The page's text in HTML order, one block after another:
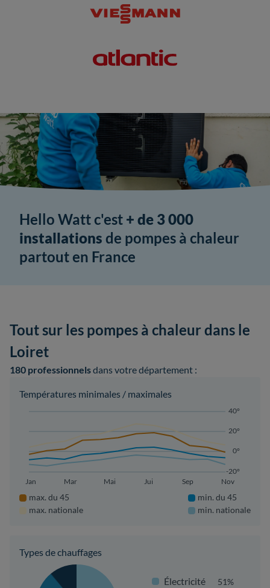
Hello Watt c'est + de 3 000
installations de pompes à chaleur
partout en France
Tout sur les pompes à chaleur dans le
Loiret
180 professionnelsdans votre département :
Températures minimales / maximales
-20°
0°
20°
40°
Jan Mar Mai Jui Sep Nov
max. du 45
max. nationale
min. du 45
min. nationale
Types de chauffages
Électricité 51%